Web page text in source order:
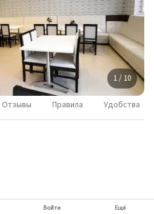
1 / 10
Отзывы Правила Удобства
Войти Ещё